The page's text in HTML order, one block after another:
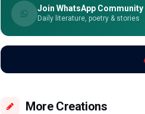
Join WhatsApp Community
Daily literature, poetry & stories
More Creations